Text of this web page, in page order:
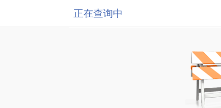
正在查询中